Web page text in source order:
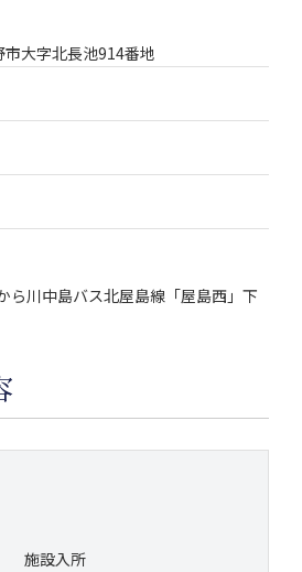
大字北長池914番地
ら川中島バス北屋島線「屋島西」下
施設入所